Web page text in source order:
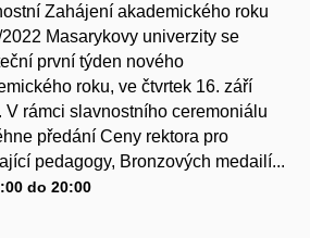
Zahájení akademického roku
Masarykovy univerzity se
první týden nového
roku, ve čtvrtek 16. září
V rámci slavnostního ceremoniálu
předání Ceny rektora pro
pedagogy, Bronzových medailí...
do 20:00